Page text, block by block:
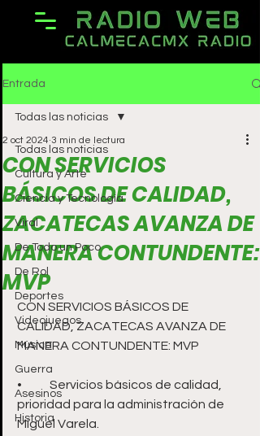
Entrada
Todas las noticias
Cultura y Arte
Ciencia y Tecnología
Viral
De Todo un Poco
De Rol
Deportes
Videojuegos
Música
Guerra
Asesinos
Historia
Todas las noticias
CON SERVICIOS
BÁSICOS DE CALIDAD,
ZACATECAS AVANZA DE
MANERA CONTUNDENTE:
MVP
2 oct 2024 3 min de lectura
CON SERVICIOS BÁSICOS DE
CALIDAD, ZACATECAS AVANZA DE
MANERA CONTUNDENTE: MVP
•	Servicios básicos de calidad,
prioridad para la administración de
Miguel Varela.